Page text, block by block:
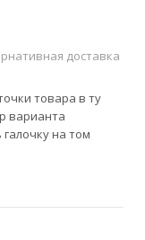
доставка
товара в ту
варианта
на том